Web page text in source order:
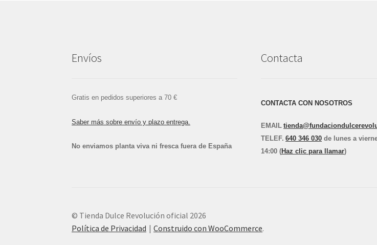
Envíos
Gratis en pedidos superiores a 70 €
Saber más sobre envío y plazo entrega.
No enviamos planta viva ni fresca fuera de España
Contacta
CONTACTA CON NOSOTROS
EMAIL
TELE F. 640 346 030 de lunes a
14:00 (Haz clic para llamar)
© Tienda Dulce Revolución oficial 2026
Política de Privacidad
Construido con WooCommerce.